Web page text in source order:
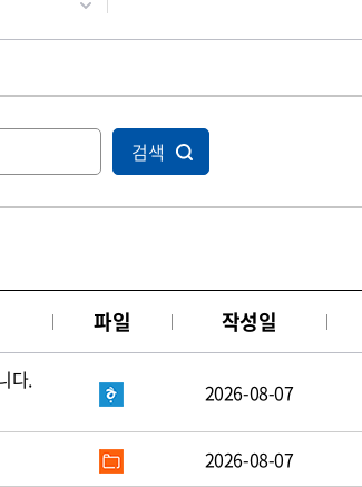
검색
파일 작성일
다. 2026-08-07
2026-08-07